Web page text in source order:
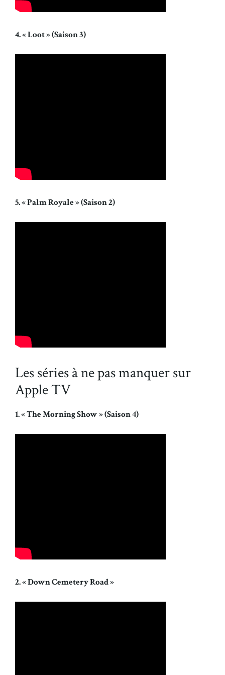
4. « Loot » (Saison 3)
5. « Palm Royale » (Saison 2)
Les séries à ne pas manquer sur
Apple TV
1. « The Morning Show » (Saison 4)
2. « Down Cemetery Road »